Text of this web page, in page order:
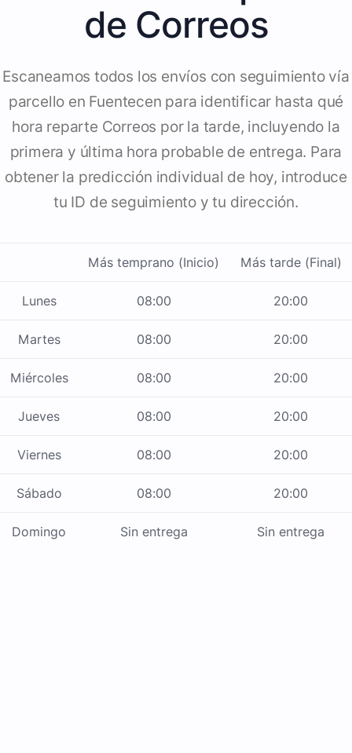
de Correos
Escaneamos todos los envíos con seguimiento vía
parcello en Fuentecen para identificar hasta qué
hora reparte Correos por la tarde, incluyendo la
primera y última hora probable de entrega. Para
obtener la predicción individual de hoy, introduce
tu ID de seguimiento y tu dirección.
Más temprano (Inicio) Más tarde (Final)
Lunes 08:00 20:00
Martes 08:00 20:00
Miércoles 08:00 20:00
Jueves 08:00 20:00
Viernes 08:00 20:00
Sábado 08:00 20:00
Domingo Sin entrega Sin entrega